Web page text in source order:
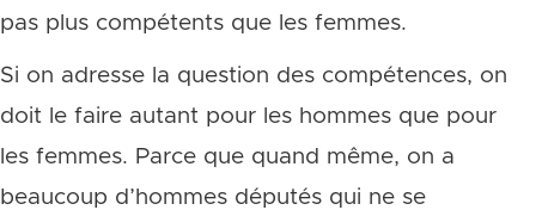
pas plus compétents que les femmes.
Si on adresse la question des compétences, on
doit le faire autant pour les hommes que pour
les femmes. Parce que quand même, on a
beaucoup d’hommes députés qui ne se